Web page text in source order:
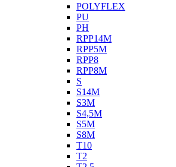
POLYFLEX
PU
PH
RPP14M
RPP5M
RPP8
RPP8M
S
S14M
S3M
S4,5M
S5M
S8M
T10
T2